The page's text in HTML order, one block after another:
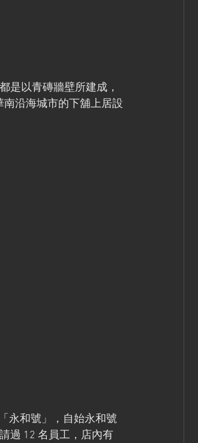
是以青磚牆壁所建成，
沿海城市的下舖上居設
永和號」，自始永和號
過 12 名員工，店內有